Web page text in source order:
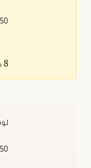
250
8 د.ك
250